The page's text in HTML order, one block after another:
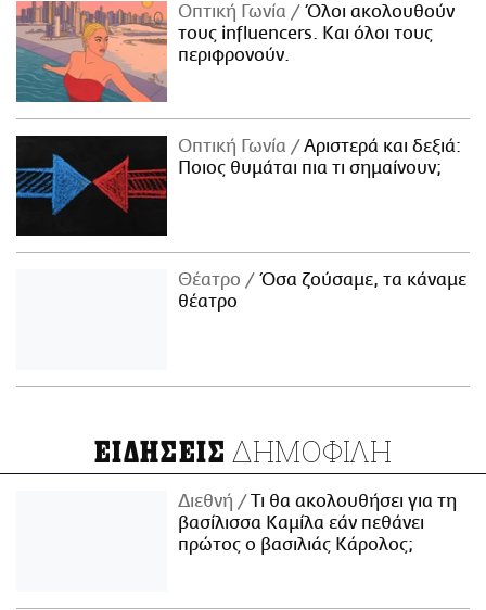
Οπτική Γωνία
Όλοι ακολουθούν
τους influencers. Και όλοι τους
περιφρονούν.
Οπτική Γωνία
Αριστερά και δεξιά:
Ποιος θυμάται πια τι σημαίνουν;
Θέατρο
Όσα ζούσαμε, τα κάναμε
θέατρο
ΕΙΔΗΣΕΙΣ ΔΗΜΟΦΙΛΗ
Διεθνή
Τι θα ακολουθήσει για τη
βασίλισσα Καμίλα εάν πεθάνει
πρώτος ο βασιλιάς Κάρολος;